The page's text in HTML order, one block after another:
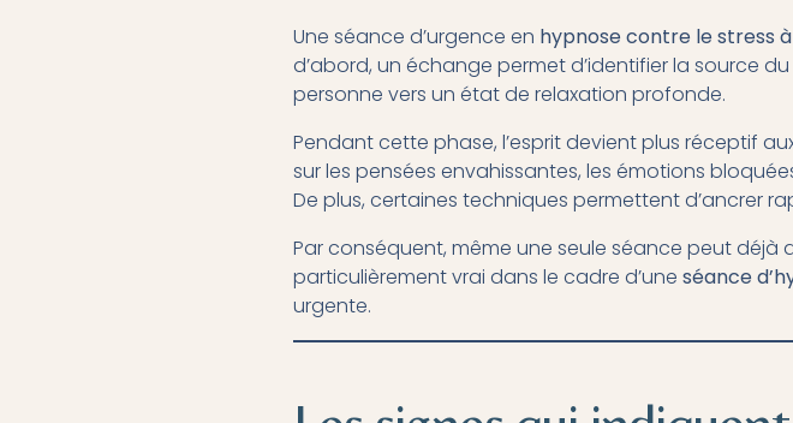
Une séance d’urgence en hypnose contre le stress
d’abord, un échange permet d’identifier la source
personne vers un état de relaxation profonde.
Pendant cette phase, l’esprit devient plus réceptif
sur les pensées envahissantes, les émotions
De plus, certaines techniques permettent d’ancrer
Par conséquent, même une seule séance peut
particulièrement vrai dans le cadre d’une séance
urgente.